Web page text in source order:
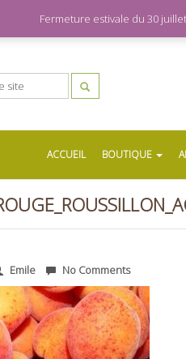
ACCUEIL BOUTIQUE
Emile No Comments
Fermeture estivale du 30